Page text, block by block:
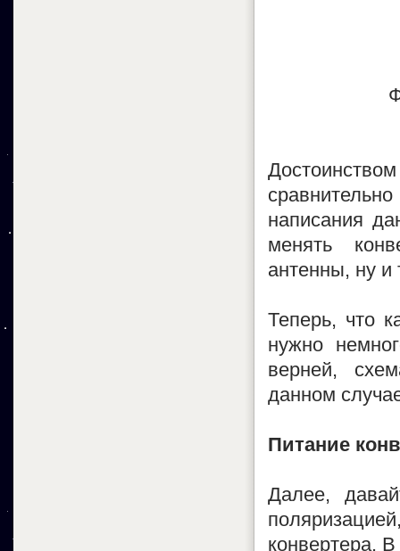
написания
менять
антенны, ну и
Теперь, что
нужно
верней,
данном
Питание
Далее,
конвертера.